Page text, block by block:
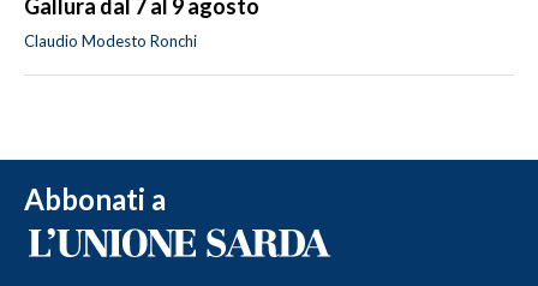
Gallura dal 7 al 9 agosto
Claudio Modesto Ronchi
Abbonati a